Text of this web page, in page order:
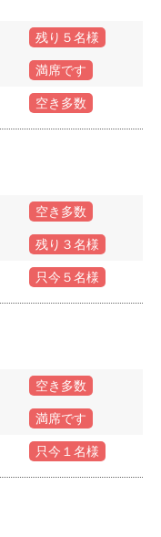
残り５名様
満席です
空き多数
空き多数
残り３名様
只今５名様
空き多数
満席です
只今１名様